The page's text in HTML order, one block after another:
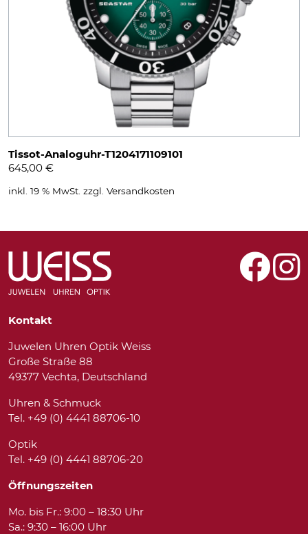
Tissot-Analoguhr-T1204171109101
645,00 €
inkl. 19 % MwSt. zzgl. Versandkosten
Kontakt
Juwelen Uhren Optik Weiss
Große Straße 88
49377 Vechta, Deutschland
Uhren & Schmuck
Tel. +49 (0) 4441 88706-10
Optik
Tel. +49 (0) 4441 88706-20
Öffnungszeiten
Mo. bis Fr.: 9:00 – 18:30 Uhr
Sa.: 9:30 – 16:00 Uhr